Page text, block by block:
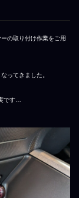
の取り付け作業をご用
ってきました。
です…